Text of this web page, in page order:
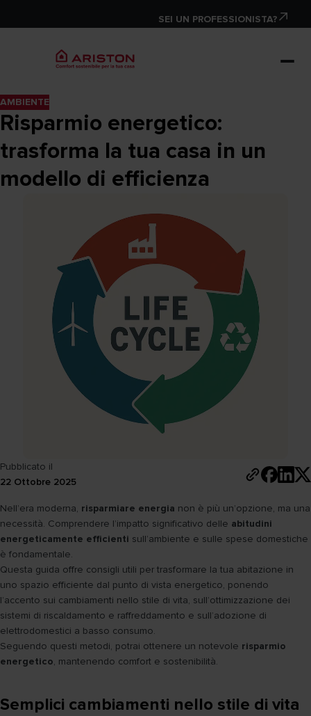
SEI UN PROFESSIONISTA?
AMBIENTE
Risparmio energetico:
trasforma la tua casa in un
modello di efficienza
Pubblicato il
22 Ottobre 2025
Nell’era moderna, risparmiare energia non è più un’opzione, ma una
necessità. Comprendere l’impatto significativo delle abitudini
energeticamente efficienti sull’ambiente e sulle spese domestiche
è fondamentale.
Questa guida offre consigli utili per trasformare la tua abitazione in
uno spazio efficiente dal punto di vista energetico, ponendo
l’accento sui cambiamenti nello stile di vita, sull’ottimizzazione dei
sistemi di riscaldamento e raffreddamento e sull’adozione di
elettrodomestici a basso consumo.
Seguendo questi metodi, potrai ottenere un notevole risparmio
energetico, mantenendo comfort e sostenibilità.
Semplici cambiamenti nello stile di vita